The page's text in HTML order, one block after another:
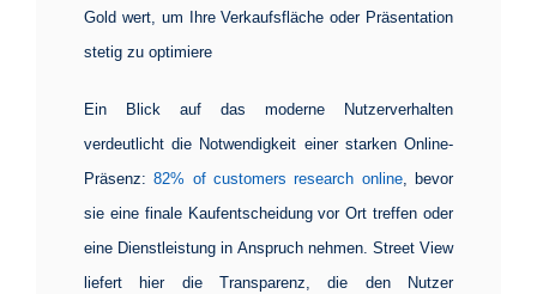
Gold wert, um Ihre Verkaufsfläche oder Präsentation
stetig zu optimiere
Ein Blick auf das moderne Nutzerverhalten
verdeutlicht die Notwendigkeit einer starken Online-
Präsenz:82% of customers research online, bevor
sie eine finale Kaufentscheidung vor Ort treffen oder
eine Dienstleistung in Anspruch nehmen. Street View
liefert hier die Transparenz, die den Nutzer